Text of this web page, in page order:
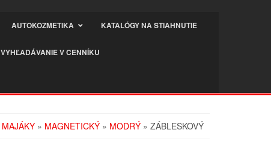
AUTOKOZMETIKA KATALÓGY NA STIAHNUTIE
VYHĽADÁVANIE V CENNÍKU
MAJÁKY » MAGNETICKÝ » MODRÝ » ZÁBLESKOVÝ